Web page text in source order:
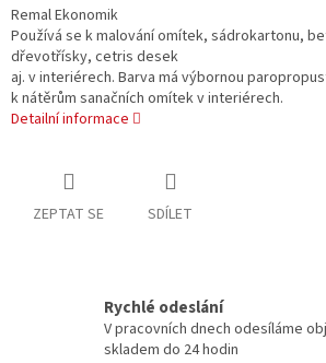
Remal Ekonomik
Používá se k malování omítek, sádrokartonu,
dřevotřísky, cetris desek
aj. v interiérech. Barva má výbornou
k nátěrům sanačních omítek v interiérech.
Detailní informace
ZEPTAT SE SDÍLET
Rychlé odeslání
V pracovních dnech odesíláme
skladem do 24 hodin